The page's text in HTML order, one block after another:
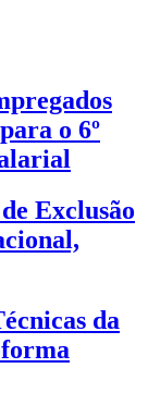
o 6º
Exclusão
da